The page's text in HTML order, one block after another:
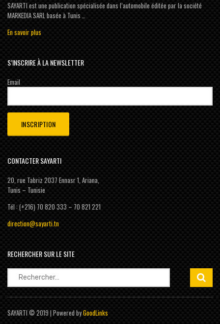
SAYARTI est une publication spécialisée dans l’automobile éditée par la société
MARKEDIA SARL basée à Tunis …
En savoir plus
S’INSCRIRE À LA NEWSLETTER
Email
CONTACTER SAYARTI
20, rue Tabriz 2037 Ennasr 1, Ariana,
Tunis – Tunisie
Tél : (+216) 70 820 333 – 70 821 221
direction@sayarti.tn
RECHERCHER SUR LE SITE
Rechercher :
SAYARTI © 2019 | Powered byGoodLinks